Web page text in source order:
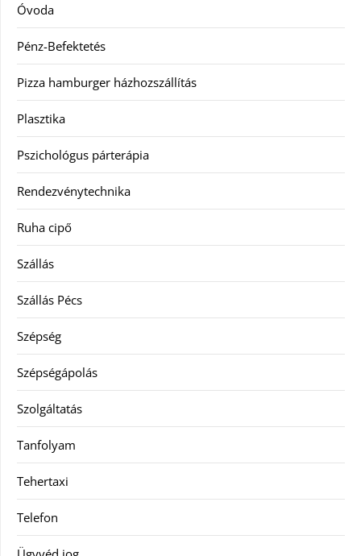
Óvoda
Pénz-Befektetés
Pizza hamburger házhozszállítás
Plasztika
Pszichológus párterápia
Rendezvénytechnika
Ruha cipő
Szállás
Szállás Pécs
Szépség
Szépségápolás
Szolgáltatás
Tanfolyam
Tehertaxi
Telefon